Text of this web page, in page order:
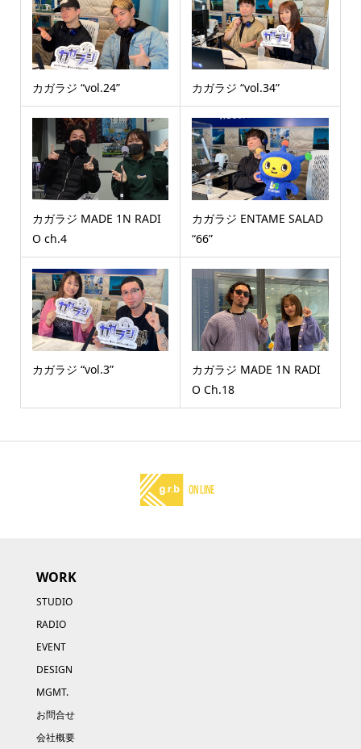
カガラジ “vol.24” カガラジ “vol.34”
カガラジ MADE 1N RADI
O ch.4
カガラジ ENTAME SALAD
“66”
カガラジ “vol.3”
カガラジ MADE 1N RADI
O Ch.18
WORK
STUDIO
RADIO
EVENT
DESIGN
MGMT.
お問合せ
会社概要